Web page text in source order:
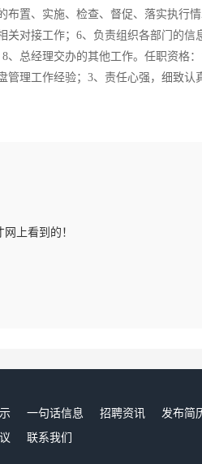
布置、实施、检查、督促、落实执行
关对接工作；6、负责组织各部门的
、总经理交办的其他工作。任职资格
管理工作经验；3、责任心强，细致
上看到的！
一句话信息 招聘资讯 发布简
联系我们